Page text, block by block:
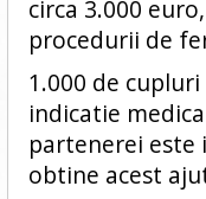
circa 3.000
procedurii de
1.000 de
indicatie
partenerei este
obtine acest